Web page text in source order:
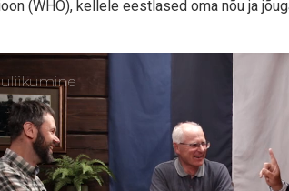
(WHO), kellele eestlased oma nõu ja